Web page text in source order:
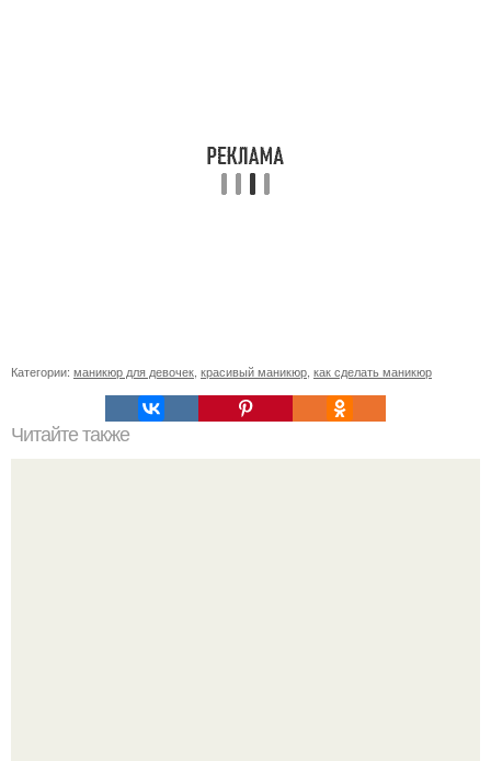
Категории: маникюр для девочек красивый маникюр как сделать маникюр
Читайте также